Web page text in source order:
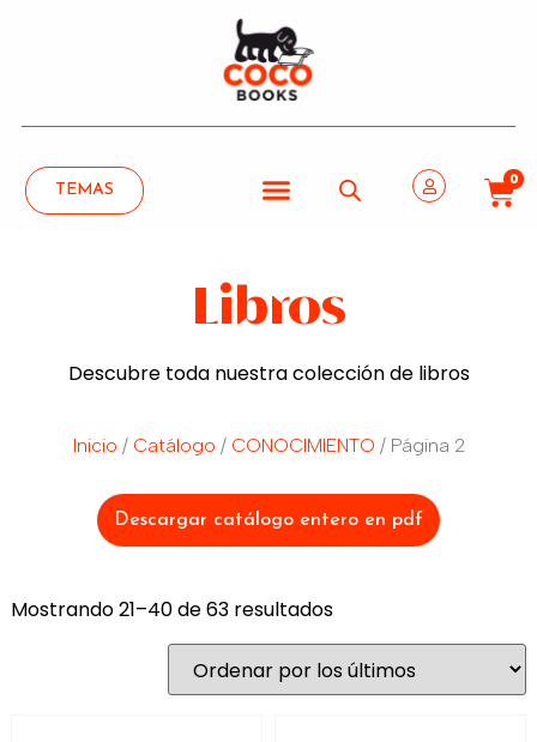
TEMAS
0
Libros
Descubre toda nuestra colección de libros
Inicio / Catálogo / CONOCIMIENTO / Página 2
Descargar catálogo entero en pdf
Mostrando 21–40 de 63 resultados